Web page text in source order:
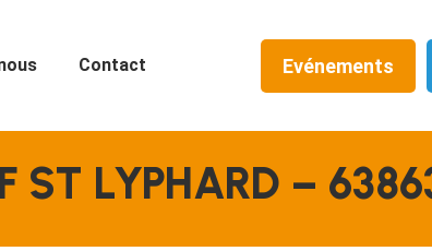
Contact Evénements
LYPHARD –